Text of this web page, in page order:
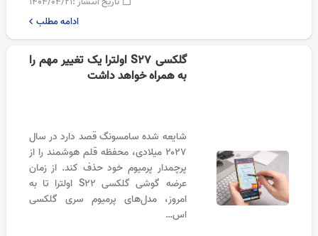
ادامه مطلب
گلکسی S27 اولترا یک تغییر مهم را
به همراه خواهد داشت
شایعه شده سامسونگ قصد دارد در سال
۲۰۲۷ میلادی، محفظه قلم هوشمند را از
پرچمدار پرمیوم خود حذف کند. از زمان
عرضه گوشی گلکسی S22 اولترا تا به
امروز، مدل‌های پرمیوم سری گلکسی
اس…